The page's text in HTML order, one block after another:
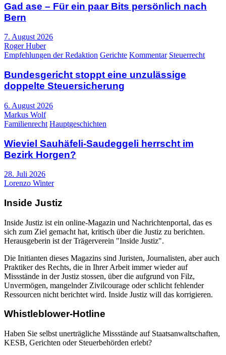
Gad ase – Für ein paar Bits persönlich nach
Bern
7. August 2026
Roger Huber
Empfehlungen der Redaktion Gerichte Kommentar Steuerrecht
Bundesgericht stoppt eine unzulässige
doppelte Steuersicherung
6. August 2026
Markus Wolf
Familienrecht Hauptgeschichten
Wieviel Sauhäfeli-Saudeggeli herrscht im
Bezirk Horgen?
28. Juli 2026
Lorenzo Winter
Inside Justiz
Inside Justiz ist ein online-Magazin und Nachrichtenportal, das es
sich zum Ziel gemacht hat, kritisch über die Justiz zu berichten.
Herausgeberin ist der Trägerverein "Inside Justiz".
Die Initianten dieses Magazins sind Juristen, Journalisten, aber auch
Praktiker des Rechts, die in Ihrer Arbeit immer wieder auf
Missstände in der Justiz stossen, über die aufgrund von Filz,
Unvermögen, mangelnder Zivilcourage oder schlicht fehlender
Ressourcen nicht berichtet wird. Inside Justiz will das korrigieren.
Whistleblower-Hotline
Haben Sie selbst unerträgliche Missstände auf Staatsanwaltschaften,
KESB, Gerichten oder Steuerbehörden erlebt?